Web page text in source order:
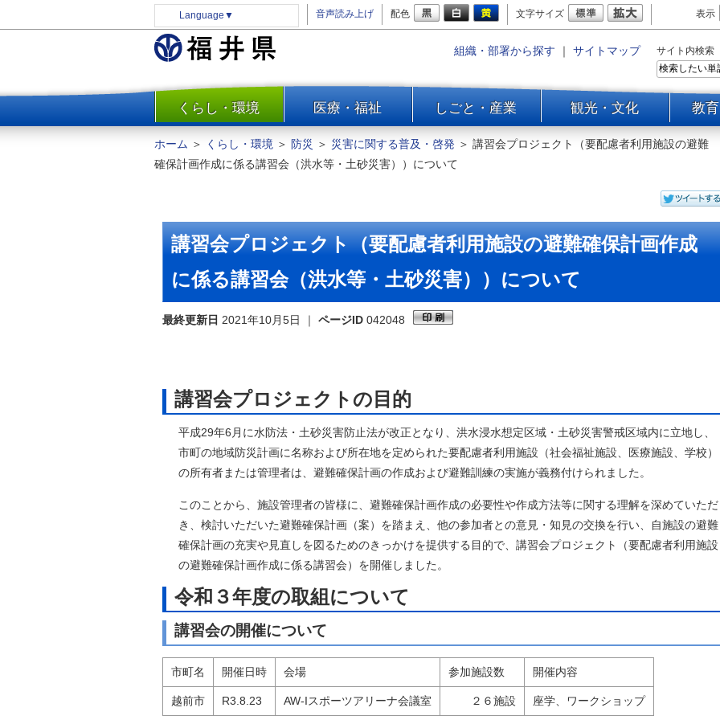
Language ▼ 音声読み上げ 配色 文字サイズ 表示
組織・部署から探す ｜ サイトマップ サイト内検索
一覧
くらし・環境 医療・福祉 しごと・産業 観光・文化 教
防災
安全安心
住まい・土地
環境問題・廃棄物対策・リサ
イクル
まちづくり
交通・道路
ホーム ＞ くらし・環境 ＞ 防災 ＞ 災害に関する普及・啓発 ＞ 講習会プロジェクト（要配慮者利用施設の避難
確保計画作成に係る講習会（洪水等・土砂災害））について
講習会プロジェクト（要配慮者利用施設の避難確保計画作成
に係る講習会（洪水等・土砂災害））について
最終更新日 2021年10月5日 ｜ ページID 042048
講習会プロジェクトの目的
平成29年6月に水防法・土砂災害防止法が改正となり、洪水浸水想定区域・土砂災害警戒区域内に立地し、
市町の地域防災計画に名称および所在地を定められた要配慮者利用施設（社会福祉施設、医療施設、学校）
の所有者または管理者は、避難確保計画の作成および避難訓練の実施が義務付けられました。
このことから、施設管理者の皆様に、避難確保計画作成の必要性や作成方法等に関する理解を深めていただ
き、検討いただいた避難確保計画（案）を踏まえ、他の参加者との意見・知見の交換を行い、自施設の避難
確保計画の充実や見直しを図るためのきっかけを提供する目的で、講習会プロジェクト（要配慮者利用施設
の避難確保計画作成に係る講習会）を開催しました。
令和３年度の取組について
講習会の開催について
市町名 開催日時 会場 参加施設数 開催内容
越前市 R3.8.23 AW-Iスポーツアリーナ会議室 ２６施設 座学、ワークショップ